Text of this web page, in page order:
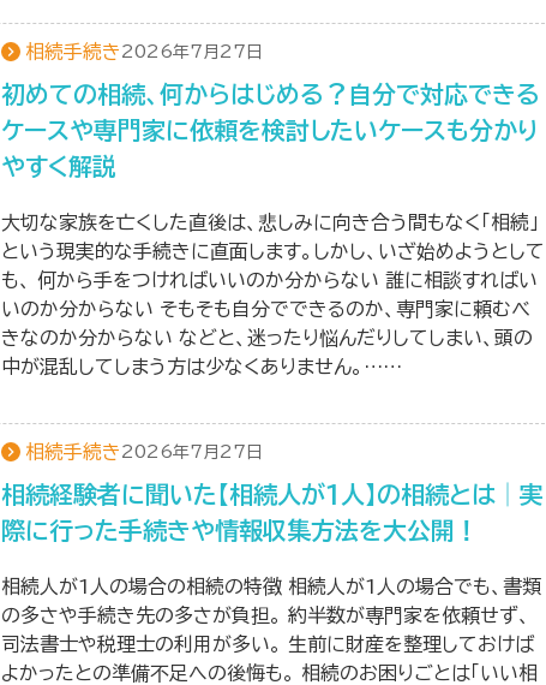
相続手続き 2026年7月27日
初めての相続、何からはじめる？自分で対応できる
ケースや専門家に依頼を検討したいケースも分かり
やすく解説
大切な家族を亡くした直後は、悲しみに向き合う間もなく「相続」
という現実的な手続きに直面します。しかし、いざ始めようとして
も、 何から手をつければいいのか分からない 誰に相談すればい
いのか分からない そもそも自分でできるのか、専門家に頼むべ
きなのか分からない などと、迷ったり悩んだりしてしまい、頭の
中が混乱してしまう方は少なくありません。……
相続手続き 2026年7月27日
相続経験者に聞いた【相続人が1人】の相続とは│実
際に行った手続きや情報収集方法を大公開！
相続人が1人の場合の相続の特徴 相続人が1人の場合でも、書類
の多さや手続き先の多さが負担。 約半数が専門家を依頼せず、
司法書士や税理士の利用が多い。 生前に財産を整理しておけば
よかったとの準備不足への後悔も。 相続のお困りごとは「いい相